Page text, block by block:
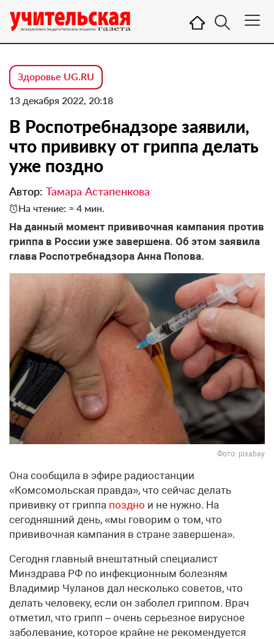
Здоровье UG.RU
13 декабря 2022, 20:18
В Роспотребнадзоре заявили,
что прививку от гриппа делать
уже поздно
Автор: Тамара Астапенкова
На чтение: ≈ 4 мин.
На данный момент прививочная кампания против
гриппа в России уже завершена. Об этом заявила
глава Роспотребнадзора Анна Попова.
Фото: pixabay
Она сообщила в эфире радиостанции
«Комсомольская правда», что сейчас делать
прививку от гриппа поздно и не нужно. На
сегодняшний день, «мы говорим о том, что
прививочная кампания в стране завершена».
Сегодня главный внештатный специалист
Минздрава РФ по инфекционным болезням
Владимир Чуланов дал несколько советов, что
делать человеку, если он заболел гриппом. Врач
отметил, что грипп – очень серьезное вирусное
заболевание, которое крайне не рекомендуется